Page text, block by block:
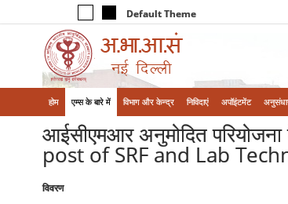
Default Theme
होम एम्‍स के बारे में विभाग और केन्‍द्र निविदाएं अपॉइंटमेंट
आईसीएमआर अनुमोदित
post of SRF and Lab
विवरण